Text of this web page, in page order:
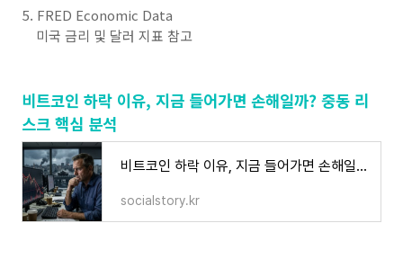
FRED Economic Data
미국 금리 및 달러 지표 참고
비트코인 하락 이유, 지금 들어가면 손해일까? 중동 리
스크 핵심 분석
비트코인 하락 이유, 지금 들어가면 손해일까? 중동 리스크 핵심 분석
socialstory.kr